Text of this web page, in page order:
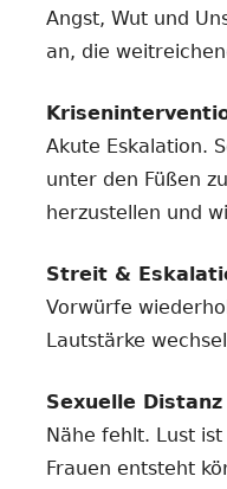
Angst, Wut und
an, die
Akute Eskalation.
unter den Füßen
herzustellen und
Streit &
Vorwürfe
Lautstärke
Sexuelle Distanz
Nähe fehlt. Lust
Frauen entsteht